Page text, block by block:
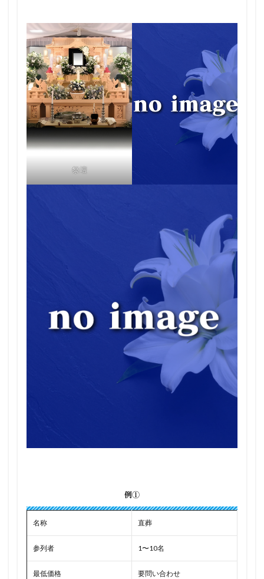
祭壇
例①
名称 直葬
参列者 1〜10名
最低価格 要問い合わせ